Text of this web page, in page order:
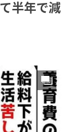
半年で減